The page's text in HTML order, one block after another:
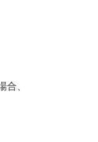
、